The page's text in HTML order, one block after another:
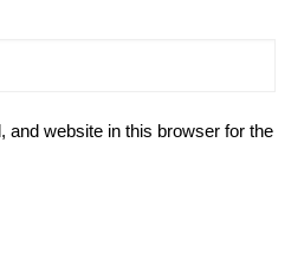
and website in this browser for the